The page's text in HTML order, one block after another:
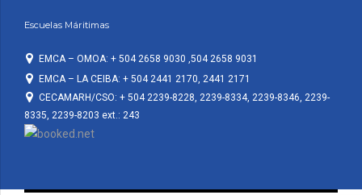
Escuelas Máritimas
EMCA – OMOA: + 504 2658 9030 ,504 2658 9031
EMCA – LA CEIBA: + 504 2441 2170, 2441 2171
CECAMARH/CSO: + 504 2239-8228, 2239-8334, 2239-8346, 2239-
8335, 2239-8203 ext.: 243